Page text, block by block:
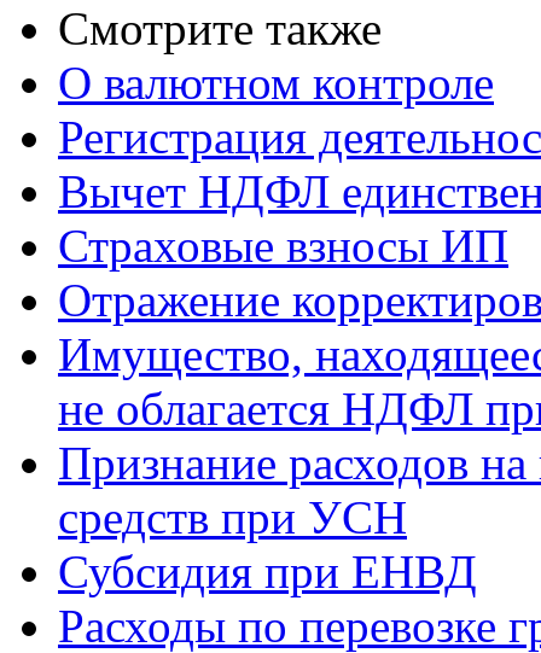
Смотрите также
О валютном контроле
Регистрация
Вычет НДФЛ
Страховые взносы ИП
Отражение
Имущество,
не облагается НДФЛ
Признание расходов
средств при УСН
Субсидия при ЕНВД
Расходы по перевозке